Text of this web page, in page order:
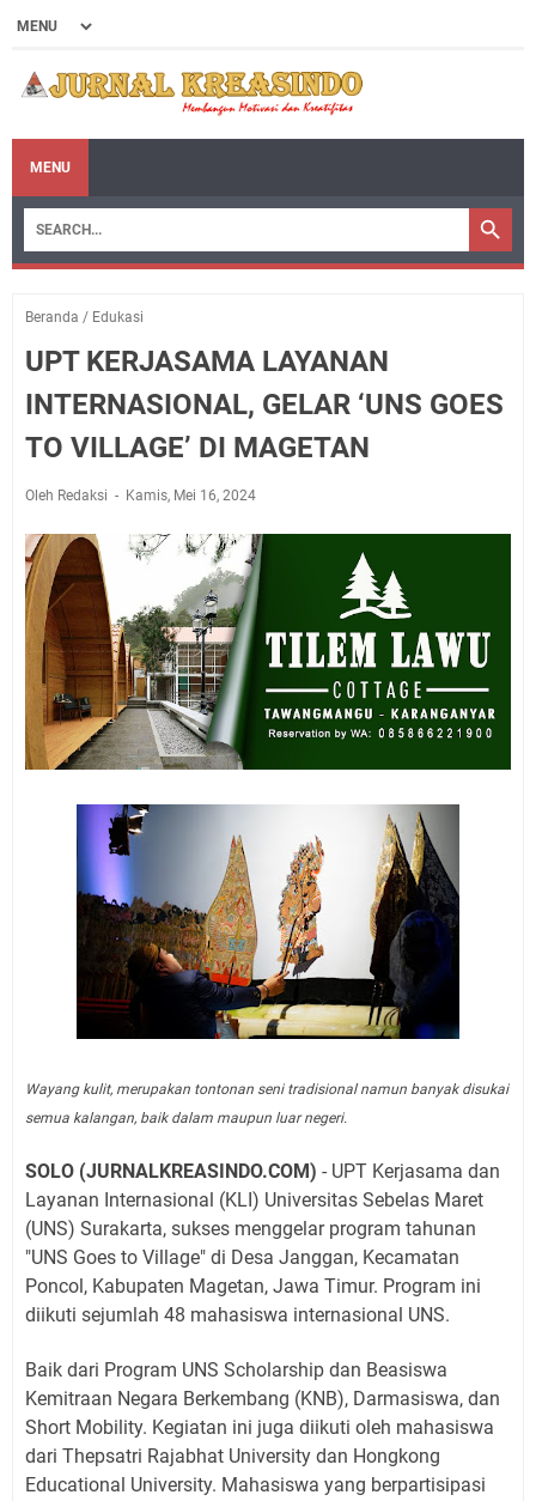
MENU
Beranda / Edukasi
UPT KERJASAMA LAYANAN
INTERNASIONAL, GELAR ‘UNS GOES
TO VILLAGE’ DI MAGETAN
Oleh Redaksi Kamis, Mei 16, 2024
Wayang kulit, merupakan tontonan seni tradisional namun banyak disukai
semua kalangan, baik dalam maupun luar negeri.
SOLO (JURNALKREASINDO.COM) - UPT Kerjasama dan
Layanan Internasional (KLI) Universitas Sebelas Maret
(UNS) Surakarta, sukses menggelar program tahunan
"UNS Goes to Village" di Desa Janggan, Kecamatan
Poncol, Kabupaten Magetan, Jawa Timur. Program ini
diikuti sejumlah 48 mahasiswa internasional UNS.
Baik dari Program UNS Scholarship dan Beasiswa
Kemitraan Negara Berkembang (KNB), Darmasiswa, dan
Short Mobility. Kegiatan ini juga diikuti oleh mahasiswa
dari Thepsatri Rajabhat University dan Hongkong
Educational University. Mahasiswa yang berpartisipasi